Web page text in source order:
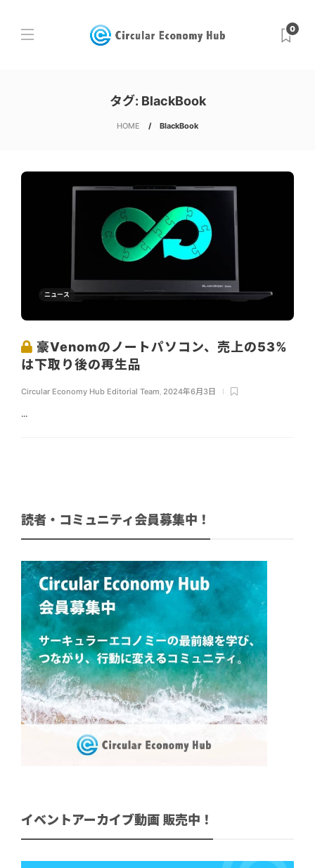
0
タグ: BlackBook
HOME BlackBook
ニュース
豪Venomのノートパソコン、売上の53%
は下取り後の再生品
Circular Economy Hub Editorial Team 2024年6月3日
...
読者・コミュニティ会員募集中！
イベントアーカイブ動画 販売中！